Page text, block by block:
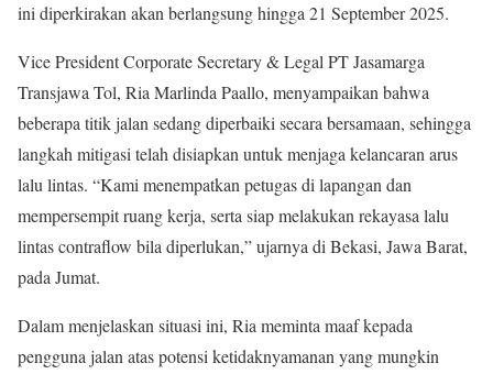
ini diperkirakan akan berlangsung hingga 21 September 2025.
Vice President Corporate Secretary & Legal PT Jasamarga
Transjawa Tol, Ria Marlinda Paallo, menyampaikan bahwa
beberapa titik jalan sedang diperbaiki secara bersamaan, sehingga
langkah mitigasi telah disiapkan untuk menjaga kelancaran arus
lalu lintas. “Kami menempatkan petugas di lapangan dan
mempersempit ruang kerja, serta siap melakukan rekayasa lalu
lintas contraflow bila diperlukan,” ujarnya di Bekasi, Jawa Barat,
pada Jumat.
Dalam menjelaskan situasi ini, Ria meminta maaf kepada
pengguna jalan atas potensi ketidaknyamanan yang mungkin